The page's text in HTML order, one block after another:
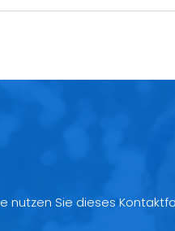
nutzen Sie dieses